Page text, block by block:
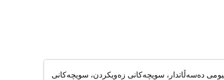
دەسەڵاتدار، سویچەکانی زەویکردن، سویچەکانی